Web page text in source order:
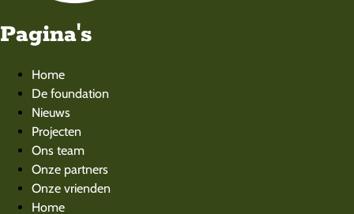
Pagina's
Home
De foundation
Nieuws
Projecten
Ons team
Onze partners
Onze vrienden
Home